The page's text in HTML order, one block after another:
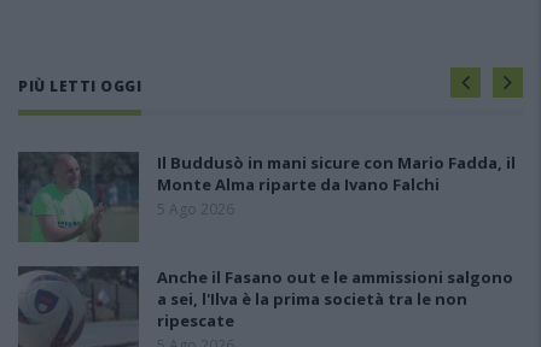
PIÙ LETTI OGGI
Il Buddusò in mani sicure con Mario Fadda, il
Monte Alma riparte da Ivano Falchi
5 Ago 2026
Anche il Fasano out e le ammissioni salgono
a sei, l'Ilva è la prima società tra le non
ripescate